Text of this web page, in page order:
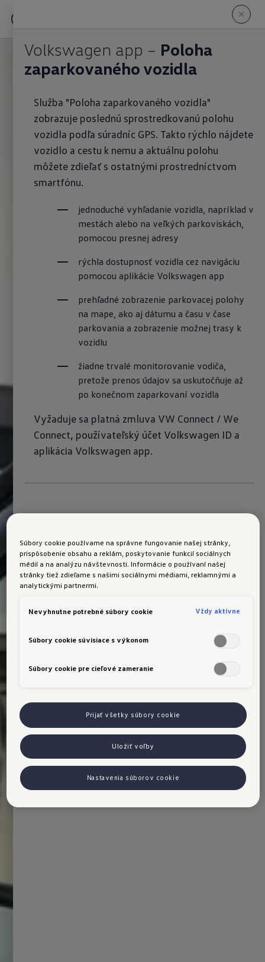
Volkswagen app – Poloha
zaparkovaného vozidla
Služba "Poloha zaparkovaného vozidla"
zobrazuje poslednú sprostredkovanú polohu
vozidla podľa súradníc GPS. Takto rýchlo nájdete
vozidlo a cestu k nemu a aktuálnu polohu
môžete zdieľať s ostatnými prostredníctvom
smartfónu.
jednoduché vyhľadanie vozidla, napríklad v
mestách alebo na veľkých parkoviskách,
pomocou presnej adresy
rýchla dostupnosť vozidla cez navigáciu
pomocou aplikácie Volkswagen app
prehľadné zobrazenie parkovacej polohy
na mape, ako aj dátumu a času v čase
parkovania a zobrazenie možnej trasy k
vozidlu
žiadne trvalé monitorovanie vodiča,
pretože prenos údajov sa uskutočňuje až
po konečnom zaparkovaní vozidla
Vyžaduje sa platná zmluva VW Connect / We
Connect, používateľský účet Volkswagen ID a
aplikácia Volkswagen app.
Všetky uvedené ceny/zľavy sú odporúčané
maloobchodné ceny/zľavy v € s DPH a majú len
informatívny a nezáväzný charakter. Ceny skladových
vozidiel sa môžu líšiť v závislosti od doplnkového
konečných cenách/zľavách, špecifikáciách, dostupnosti,
dodacích podmienkach a uvedených doplnkových
službách vám poskytne váš autorizovaný predajca
Volkswagen. Zobrazené modely sú len ilustračné a
môžu sa líšiť v jednotlivých detailoch vybavenia.
Súbory cookie používame na správne fungovanie našej stránky,
prispôsobenie obsahu a reklám, poskytovanie funkcií sociálnych
médií a na analýzu návštevnosti. Informácie o používaní našej
stránky tiež zdieľame s našimi sociálnymi médiami, reklamnými a
analytickými partnermi.
Nevyhnutne potrebné súbory cookie Vždy aktívne
Súbory cookie súvisiace s výkonom
Súbory cookie pre cieľové zameranie
Prijať všetky súbory cookie
Uložiť voľby
Nastavenia súborov cookie